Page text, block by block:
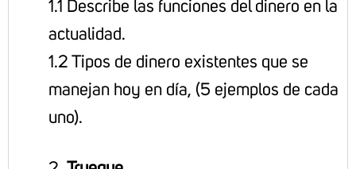
1.1 Describe las funciones del dinero en la
actualidad.
1.2 Tipos de dinero existentes que se
manejan hoy en día, (5 ejemplos de cada
uno).